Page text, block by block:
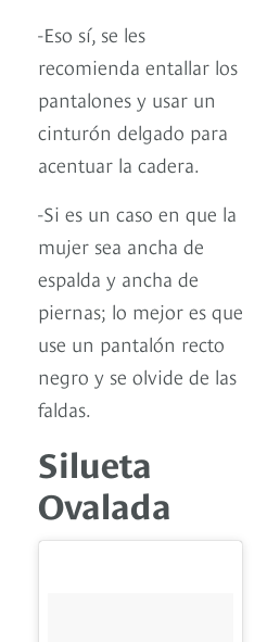
-Eso sí, se les
recomienda entallar los
pantalones y usar un
cinturón delgado para
acentuar la cadera.
-Si es un caso en que la
mujer sea ancha de
espalda y ancha de
piernas; lo mejor es que
use un pantalón recto
negro y se olvide de las
faldas.
Silueta
Ovalada